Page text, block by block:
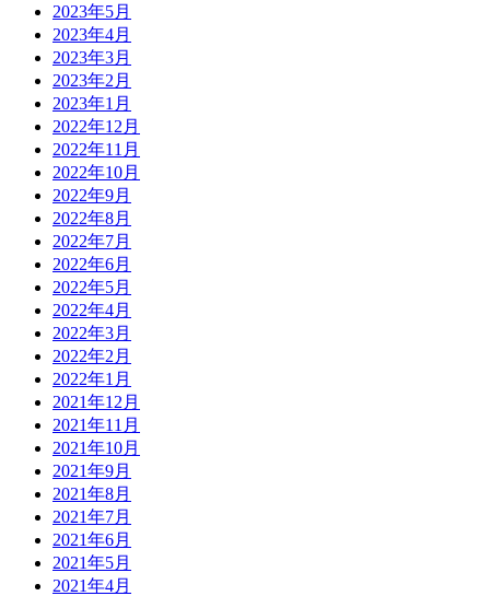
2023年5月
2023年4月
2023年3月
2023年2月
2023年1月
2022年12月
2022年11月
2022年10月
2022年9月
2022年8月
2022年7月
2022年6月
2022年5月
2022年4月
2022年3月
2022年2月
2022年1月
2021年12月
2021年11月
2021年10月
2021年9月
2021年8月
2021年7月
2021年6月
2021年5月
2021年4月